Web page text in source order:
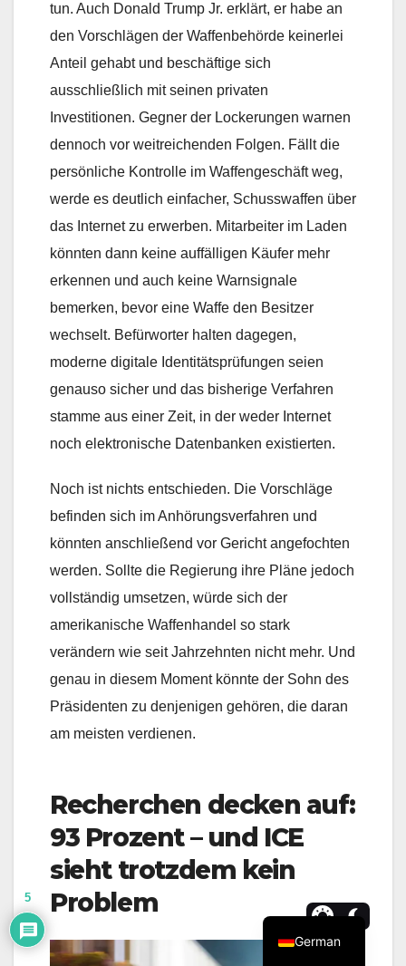
tun. Auch Donald Trump Jr. erklärt, er habe an
den Vorschlägen der Waffenbehörde keinerlei
Anteil gehabt und beschäftige sich
ausschließlich mit seinen privaten
Investitionen. Gegner der Lockerungen warnen
dennoch vor weitreichenden Folgen. Fällt die
persönliche Kontrolle im Waffengeschäft weg,
werde es deutlich einfacher, Schusswaffen über
das Internet zu erwerben. Mitarbeiter im Laden
könnten dann keine auffälligen Käufer mehr
erkennen und auch keine Warnsignale
bemerken, bevor eine Waffe den Besitzer
wechselt. Befürworter halten dagegen,
moderne digitale Identitätsprüfungen seien
genauso sicher und das bisherige Verfahren
stamme aus einer Zeit, in der weder Internet
noch elektronische Datenbanken existierten.
Noch ist nichts entschieden. Die Vorschläge
befinden sich im Anhörungsverfahren und
könnten anschließend vor Gericht angefochten
werden. Sollte die Regierung ihre Pläne jedoch
vollständig umsetzen, würde sich der
amerikanische Waffenhandel so stark
verändern wie seit Jahrzehnten nicht mehr. Und
genau in diesem Moment könnte der Sohn des
Präsidenten zu denjenigen gehören, die daran
am meisten verdienen.
Recherchen decken auf:
93 Prozent – und ICE
sieht trotzdem kein
Problem
5
German